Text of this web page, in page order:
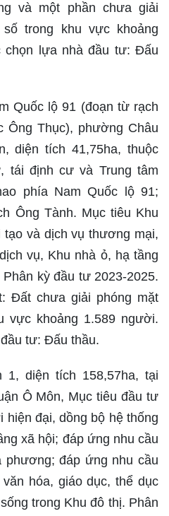
và một phần chưa giải
trong khu vực khoảng
chọn lựa nhà đầu tư: Đấu
Quốc lộ 91 (đoạn từ rạch
Ông Thục), phường Châu
diện tích 41,75ha, thuộc
tái định cư và Trung tâm
phía Nam Quốc lộ 91;
Ông Tành. Mục tiêu Khu
và dịch vụ thương mại,
vụ, Khu nhà ỏ, hạ tầng
kỳ đầu tư 2023-2025.
Đất chưa giải phóng mặt
vực khoảng 1.589 người.
tư: Đấu thầu.
diện tích 158,57ha, tại
Ô Môn, Mục tiêu đầu tư
đại, dồng bộ hệ thống
xã hội; đáp ứng nhu cầu
đáp ứng nhu cầu
hóa, giáo dục, thể dục
trong Khu đô thị. Phân